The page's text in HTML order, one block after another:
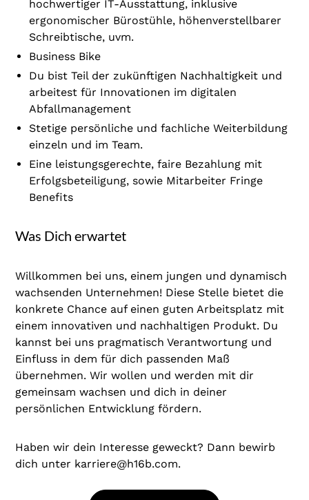
hochwertiger IT-Ausstattung, inklusive
ergonomischer Bürostühle, höhenverstellbarer
Schreibtische, uvm.
Business Bike
Du bist Teil der zukünftigen Nachhaltigkeit und
arbeitest für Innovationen im digitalen
Abfallmanagement
Stetige persönliche und fachliche Weiterbildung
einzeln und im Team.
Eine leistungsgerechte, faire Bezahlung mit
Erfolgsbeteiligung, sowie Mitarbeiter Fringe
Benefits
Was Dich erwartet
Willkommen bei uns, einem jungen und dynamisch
wachsenden Unternehmen! Diese Stelle bietet die
konkrete Chance auf einen guten Arbeitsplatz mit
einem innovativen und nachhaltigen Produkt. Du
kannst bei uns pragmatisch Verantwortung und
Einfluss in dem für dich passenden Maß
übernehmen. Wir wollen und werden mit dir
gemeinsam wachsen und dich in deiner
persönlichen Entwicklung fördern.
Haben wir dein Interesse geweckt? Dann bewirb
dich unter karriere@h16b.com.